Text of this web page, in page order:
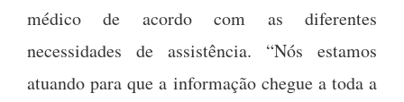
médico de acordo com as diferentes
necessidades de assistência. “Nós estamos
atuando para que a informação chegue a toda a